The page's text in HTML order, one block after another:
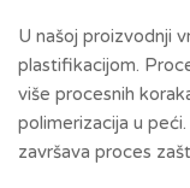
U našoj proizvodnji
plastifikacijom.
više procesnih
polimerizacija u
završava proces